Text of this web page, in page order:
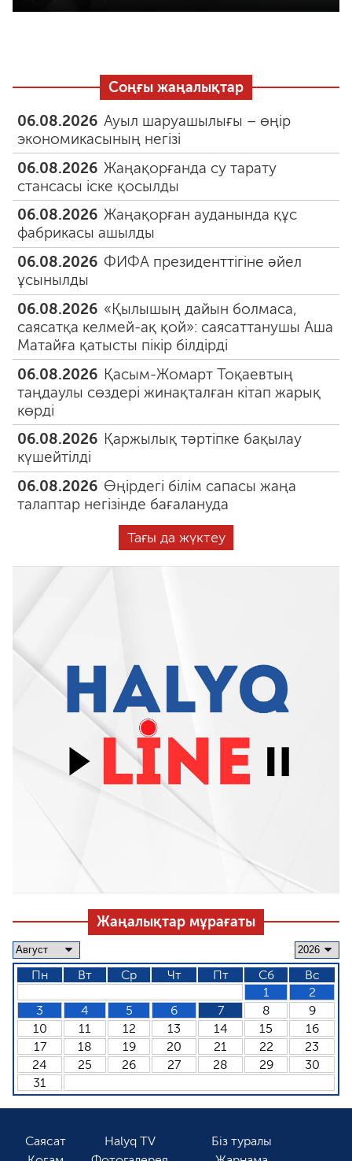
Соңғы жаңалықтар
06.08.2026 Ауыл шаруашылығы – өңір
экономикасының негізі
06.08.2026 Жаңақорғанда су тарату
стансасы іске қосылды
06.08.2026 Жаңақорған ауданында құс
фабрикасы ашылды
06.08.2026 ФИФА президенттігіне әйел
ұсынылды
06.08.2026 «Қылышың дайын болмаса,
саясатқа келмей-ақ қой»: саясаттанушы Аша
Матайға қатысты пікір білдірді
06.08.2026 Қасым-Жомарт Тоқаевтың
таңдаулы сөздері жинақталған кітап жарық
көрді
06.08.2026 Қаржылық тәртіпке бақылау
күшейтілді
06.08.2026 Өңірдегі білім сапасы жаңа
талаптар негізінде бағалануда
Тағы да жүктеу
Жаңалықтар мұрағаты
Пн Вт Ср Чт Пт Сб
Вс
1
2
3
4 5 6 7 8
9
10
11 12 13 14 15
16
17
18 19 20 21 22
23
24
25 26 27 28 29
30
31
Саясат
Halyq TV
Біз туралы